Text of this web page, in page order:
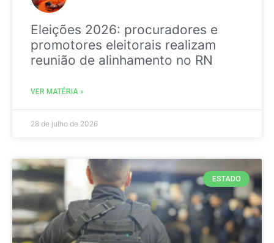
Eleições 2026: procuradores e
promotores eleitorais realizam
reunião de alinhamento no RN
VER MATÉRIA »
28 de julho de 2026
ESTADO